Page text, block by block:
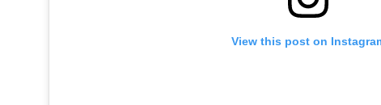
View this post on